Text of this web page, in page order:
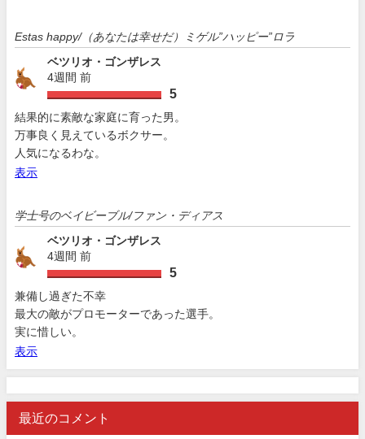
Estas happy/（あなたは幸せだ）ミゲル”ハッピー”ロラ
ベツリオ・ゴンザレス
4週間 前
5
結果的に素敵な家庭に育った男。
万事良く見えているボクサー。
人気になるわな。
表示
学士号のベイビーブル/ファン・ディアス
ベツリオ・ゴンザレス
4週間 前
5
兼備し過ぎた不幸
最大の敵がプロモーターであった選手。
実に惜しい。
表示
最近のコメント